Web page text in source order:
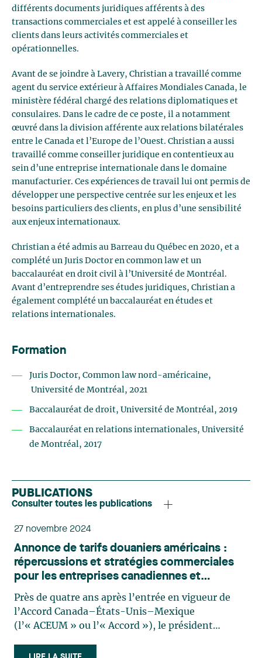
différents documents juridiques afférents à des
transactions commerciales et est appelé à conseiller les
clients dans leurs activités commerciales et
opérationnelles.
Avant de se joindre à Lavery, Christian a travaillé comme
agent du service extérieur à Affaires Mondiales Canada, le
ministère fédéral chargé des relations diplomatiques et
consulaires. Dans le cadre de ce poste, il a notamment
œuvré dans la division afférente aux relations bilatérales
entre le Canada et l’Europe de l’Ouest. Christian a aussi
travaillé comme conseiller juridique en contentieux au
sein d’une entreprise internationale dans le domaine
manufacturier. Ces expériences de travail lui ont permis de
développer une perspective centrée sur les enjeux et les
besoins particuliers des clients, en plus d’une sensibilité
aux enjeux internationaux.
Christian a été admis au Barreau du Québec en 2020, et a
complété un Juris Doctor en common law et un
baccalauréat en droit civil à l’Université de Montréal.
Avant d’entreprendre ses études juridiques, Christian a
également complété un baccalauréat en études et
relations internationales.
Formation
Juris Doctor, Common law nord-américaine,
Université de Montréal, 2021
Baccalauréat de droit, Université de Montréal, 2019
Baccalauréat en relations internationales, Université
de Montréal, 2017
PUBLICATIONS
Consulter toutes les publications
27 novembre 2024
Annonce de tarifs douaniers américains :
répercussions et stratégies commerciales
pour les entreprises canadiennes et
québécoises
Près de quatre ans après l’entrée en vigueur de
l’Accord Canada–États-Unis–Mexique
(l’« ACEUM » ou l’« Accord »), le président
25 novembre dernier qu’il entendait mettre en